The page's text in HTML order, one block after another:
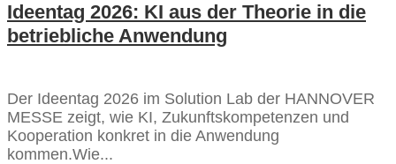
Ideentag 2026: KI aus der Theorie in die
betriebliche Anwendung
Der Ideentag 2026 im Solution Lab der HANNOVER
MESSE zeigt, wie KI, Zukunftskompetenzen und
Kooperation konkret in die Anwendung
kommen.Wie...